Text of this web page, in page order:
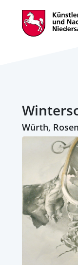
Würth,